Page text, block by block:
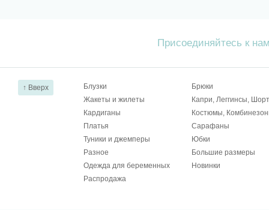
Присоединяйтесь к
↑ Вверх Блузки
Брюки
Жакеты и жилеты
Капри, Леггинсы,
Кардиганы
Костюмы,
Платья
Сарафаны
Туники и джемперы
Юбки
Разное
Большие размеры
Одежда для беременных
Новинки
Распродажа